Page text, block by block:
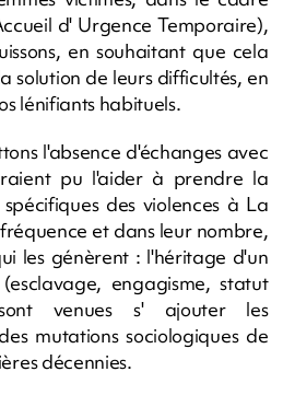
d' Urgence Temporaire),
en souhaitant que cela
solution de leurs difficultés, en
lénifiants habituels.
l'absence d'échanges avec
pu l'aider à prendre la
des violences à La
et dans leur nombre,
les génèrent : l'héritage d'un
engagisme, statut
venues s' ajouter les
mutations sociologiques de
décennies.